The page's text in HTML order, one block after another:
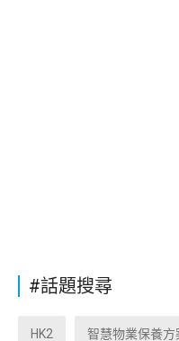
#話題搜尋
HK2 智慧物業保養方